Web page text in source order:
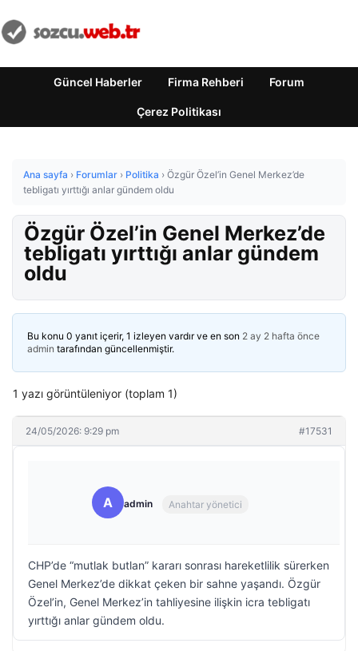
Güncel Haberler Firma Rehberi Forum
Çerez Politikası
Ana sayfa › Forumlar › Politika › Özgür Özel’in Genel Merkez’de
tebligatı yırttığı anlar gündem oldu
Özgür Özel’in Genel Merkez’de
tebligatı yırttığı anlar gündem
oldu
Bu konu 0 yanıt içerir, 1 izleyen vardır ve en son 2 ay 2 hafta önce
admin tarafından güncellenmiştir.
1 yazı görüntüleniyor (toplam 1)
24/05/2026: 9:29 pm #17531
A admin Anahtar yönetici
CHP’de “mutlak butlan” kararı sonrası hareketlilik sürerken
Genel Merkez’de dikkat çeken bir sahne yaşandı. Özgür
Özel’in, Genel Merkez’in tahliyesine ilişkin icra tebligatı
yırttığı anlar gündem oldu.